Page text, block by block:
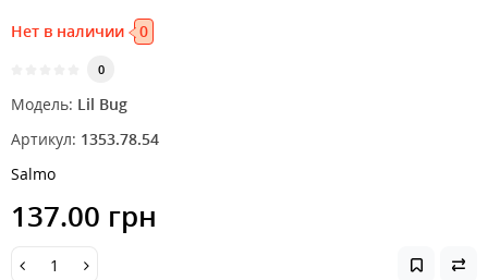
Нет в наличии 0
0
Модель: Lil Bug
Артикул: 1353.78.54
Salmo
137.00 грн